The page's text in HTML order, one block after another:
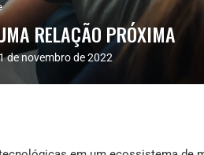
RELAÇÃO PRÓXIMA
de novembro de 2022